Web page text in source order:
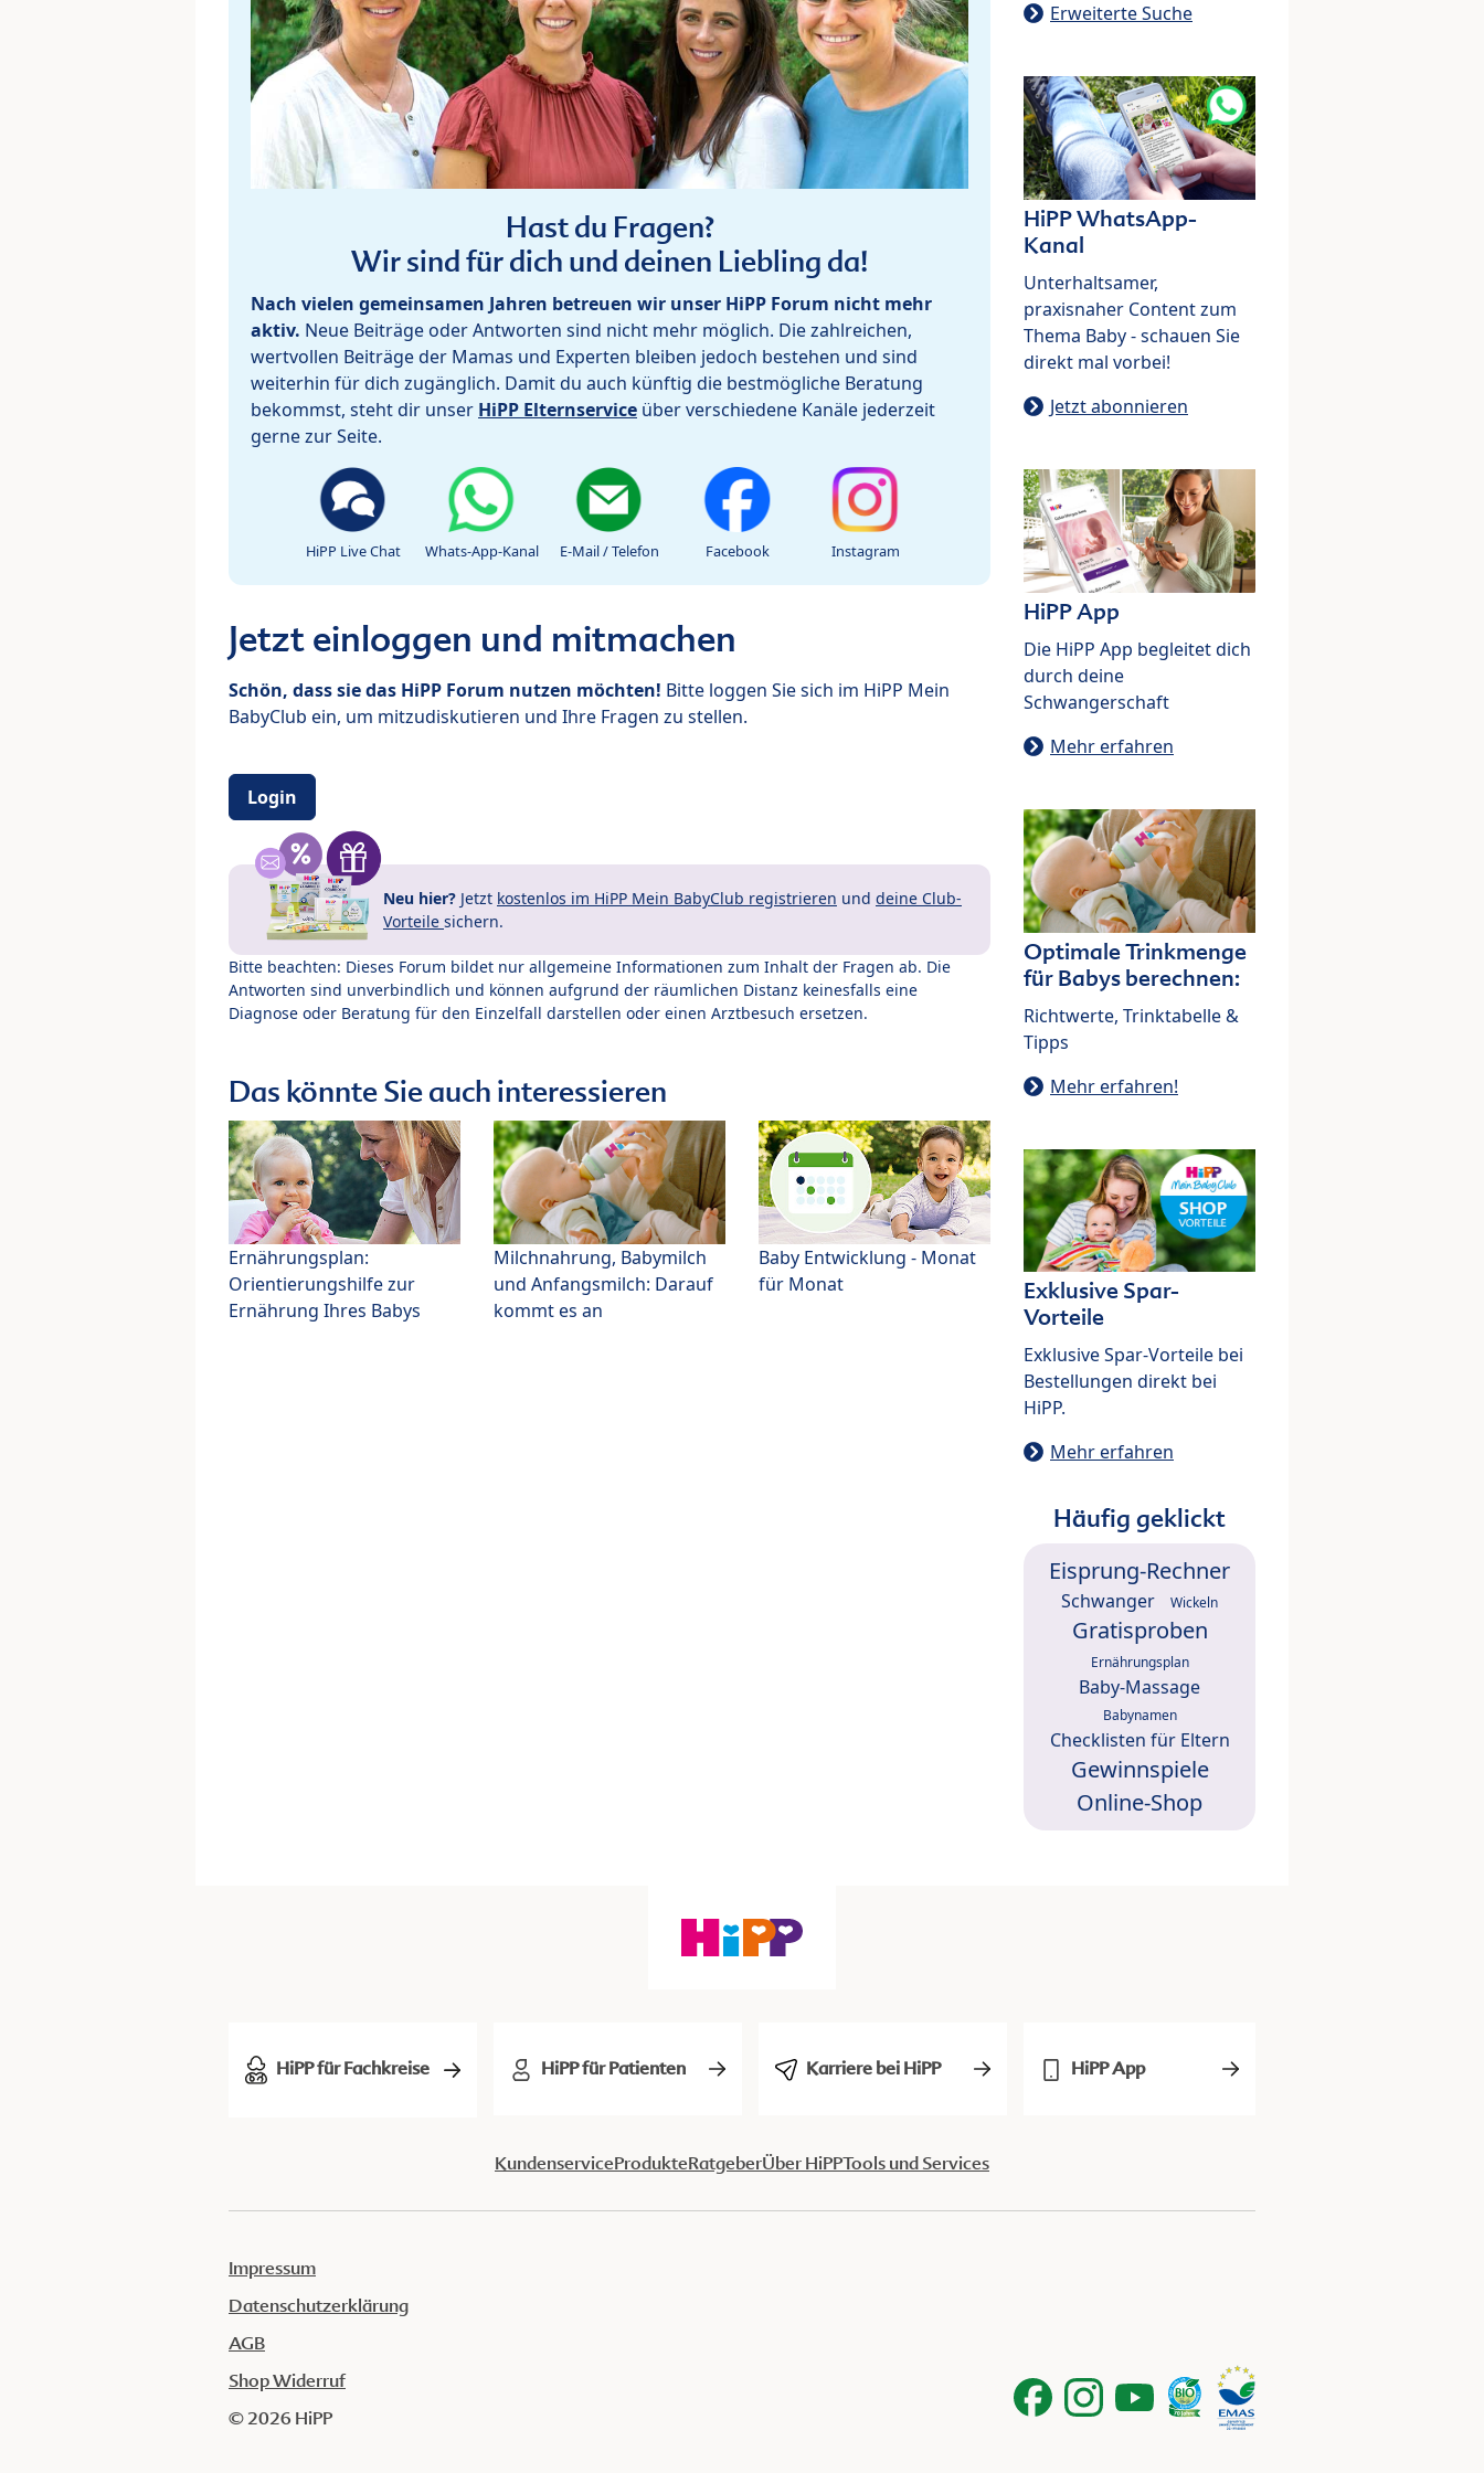
Hast du Fragen?
Wir sind für dich und deinen Liebling da!
Nach vielen gemeinsamen Jahren betreuen wir unser HiPP Forum nicht mehr
aktiv. Neue Beiträge oder Antworten sind nicht mehr möglich. Die zahlreichen,
wertvollen Beiträge der Mamas und Experten bleiben jedoch bestehen und sind
weiterhin für dich zugänglich. Damit du auch künftig die bestmögliche Beratung
bekommst, steht dir unser HiPP Elternservice über verschiedene Kanäle jederzeit
gerne zur Seite.
HiPP Live Chat Whats-App-Kanal E-Mail / Telefon Facebook Instagram
Jetzt einloggen und mitmachen
Schön, dass sie das HiPP Forum nutzen möchten! Bitte loggen Sie sich im HiPP Mein
BabyClub ein, um mitzudiskutieren und Ihre Fragen zu stellen.
Login
Neu hier? Jetzt kostenlos im HiPP Mein BabyClub registrieren und deine Club-
Vorteile sichern.
Bitte beachten: Dieses Forum bildet nur allgemeine Informationen zum Inhalt der Fragen ab. Die
Antworten sind unverbindlich und können aufgrund der räumlichen Distanz keinesfalls eine
Diagnose oder Beratung für den Einzelfall darstellen oder einen Arztbesuch ersetzen.
Das könnte Sie auch interessieren
Ernährungsplan:
Orientierungshilfe zur
Ernährung Ihres Babys
Milchnahrung, Babymilch
und Anfangsmilch: Darauf
kommt es an
Baby Entwicklung - Monat
für Monat
Erweiterte Suche
HiPP WhatsApp-
Kanal
Unterhaltsamer,
praxisnaher Content zum
Thema Baby - schauen Sie
direkt mal vorbei!
Jetzt abonnieren
HiPP App
Die HiPP App begleitet dich
durch deine
Schwangerschaft
Mehr erfahren
Optimale Trinkmenge
für Babys berechnen:
Richtwerte, Trinktabelle &
Tipps
Mehr erfahren!
Exklusive Spar-
Vorteile
Exklusive Spar-Vorteile bei
Bestellungen direkt bei
HiPP.
Mehr erfahren
Häufig geklickt
Eisprung-Rechner
Schwanger Wickeln
Gratisproben
Ernährungsplan
Baby-Massage
Babynamen
Checklisten für Eltern
Gewinnspiele
Online-Shop
HiPP für Fachkreise HiPP für Patienten Karriere bei HiPP HiPP App
KundenserviceProdukteRatgeberÜber HiPPTools und Services
Impressum
Datenschutzerklärung
AGB
Shop Widerruf
© 2026 HiPP